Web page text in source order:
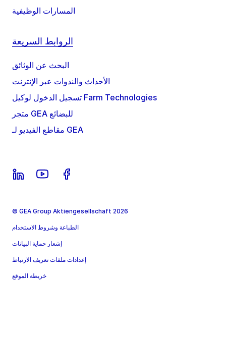
المسارات الوظيفية
الروابط السريعة
البحث عن الوثائق
الأحداث والندوات عبر الإنترنت
تسجيل الدخول لوكيل Farm Technologies
متجر GEA للبضائع
مقاطع الفيديو لـ GEA
© GEA Group Aktiengesellschaft 2026
الطباعة وشروط الاستخدام
إشعار حماية البيانات
إعدادات ملفات تعريف الارتباط
خريطة الموقع